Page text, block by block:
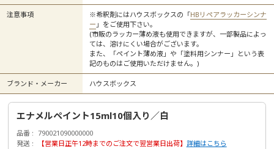
注意事項 ※希釈剤にはハウスボックスの「HBリペアラッカーシンナ
ー 」をご使用下さい。
(市販のラッカー薄め液も使用できますが、一部製品によっ
ては、溶けにくい場合がございます。
また、「ペイント薄め液」や「塗料用シンナー」という表
記のものはご使用いただけません。)
ブランド・メーカー ハウスボックス
エナメルペイント15ml10個入り／白
品番
790021090000000
発送
【営業日正午12時までのご注文で翌営業日出荷】 詳細はこちら